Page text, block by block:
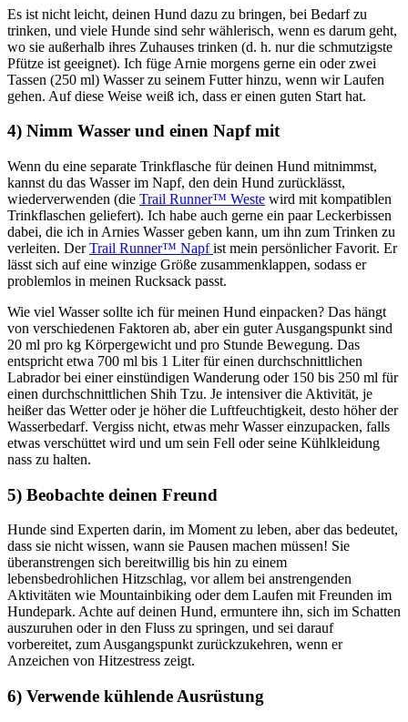
Es ist nicht leicht, deinen Hund dazu zu bringen, bei Bedarf zu
trinken, und viele Hunde sind sehr wählerisch, wenn es darum geht,
wo sie außerhalb ihres Zuhauses trinken (d. h. nur die schmutzigste
Pfütze ist geeignet). Ich füge Arnie morgens gerne ein oder zwei
Tassen (250 ml) Wasser zu seinem Futter hinzu, wenn wir Laufen
gehen. Auf diese Weise weiß ich, dass er einen guten Start hat.
4) Nimm Wasser und einen Napf mit
Wenn du eine separate Trinkflasche für deinen Hund mitnimmst,
kannst du das Wasser im Napf, den dein Hund zurücklässt,
wiederverwenden (die Trail Runner™ Weste wird mit kompatiblen
Trinkflaschen geliefert). Ich habe auch gerne ein paar Leckerbissen
dabei, die ich in Arnies Wasser geben kann, um ihn zum Trinken zu
verleiten. DerTrail Runner™ Napfist mein persönlicher Favorit. Er
lässt sich auf eine winzige Größe zusammenklappen, sodass er
problemlos in meinen Rucksack passt.
Wie viel Wasser sollte ich für meinen Hund einpacken? Das hängt
von verschiedenen Faktoren ab, aber ein guter Ausgangspunkt sind
20 ml pro kg Körpergewicht und pro Stunde Bewegung. Das
entspricht etwa 700 ml bis 1 Liter für einen durchschnittlichen
Labrador bei einer einstündigen Wanderung oder 150 bis 250 ml für
einen durchschnittlichen Shih Tzu. Je intensiver die Aktivität, je
heißer das Wetter oder je höher die Luftfeuchtigkeit, desto höher der
Wasserbedarf. Vergiss nicht, etwas mehr Wasser einzupacken, falls
etwas verschüttet wird und um sein Fell oder seine Kühlkleidung
nass zu halten.
5) Beobachte deinen Freund
Hunde sind Experten darin, im Moment zu leben, aber das bedeutet,
dass sie nicht wissen, wann sie Pausen machen müssen! Sie
überanstrengen sich bereitwillig bis hin zu einem
lebensbedrohlichen Hitzschlag, vor allem bei anstrengenden
Aktivitäten wie Mountainbiking oder dem Laufen mit Freunden im
Hundepark. Achte auf deinen Hund, ermuntere ihn, sich im Schatten
auszuruhen oder in den Fluss zu springen, und sei darauf
vorbereitet, zum Ausgangspunkt zurückzukehren, wenn er
Anzeichen von Hitzestress zeigt.
6) Verwende kühlende Ausrüstung